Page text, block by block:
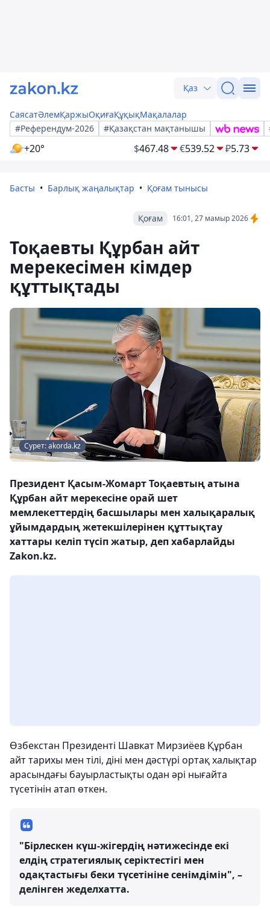
Қаз
СаясатӘлемҚаржыОқиғаҚұқықМақалалар
#Референдум-2026
#Қазақстан мақтанышы
+20° $467.48 €539.52 ₽5.73
Басты Барлық жаңалықтар Қоғам тынысы
16:01, 27 мамыр 2026
Қоғам
Тоқаевты Құрбан айт
мерекесімен кімдер
құттықтады
Сурет: akorda.kz
Президент Қасым-Жомарт Тоқаевтың атына
Құрбан айт мерекесіне орай шет
мемлекеттердің басшылары мен халықаралық
ұйымдардың жетекшілерінен құттықтау
хаттары келіп түсіп жатыр, деп хабарлайды
Zakon.kz.
Өзбекстан Президенті Шавкат Мирзиёев Құрбан
айт тарихы мен тілі, діні мен дәстүрі ортақ халықтар
арасындағы бауырластықты одан әрі нығайта
түсетінін атап өткен.
"Бірлескен күш-жігердің нәтижесінде екі
елдің стратегиялық серіктестігі мен
одақтастығы беки түсетініне сенімдімін", –
делінген жеделхатта.